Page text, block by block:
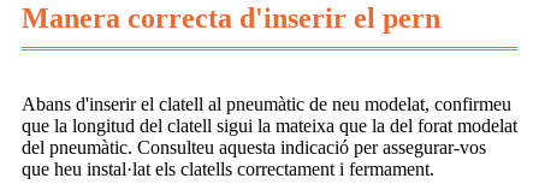
Manera correcta d'inserir el pern
Abans d'inserir el clatell al pneumàtic de neu modelat, confirmeu
que la longitud del clatell sigui la mateixa que la del forat modelat
del pneumàtic. Consulteu aquesta indicació per assegurar-vos
que heu instal·lat els clatells correctament i fermament.